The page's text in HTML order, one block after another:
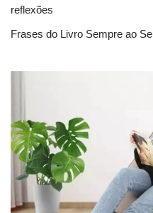
reflexões
Frases do Livro Sempre ao